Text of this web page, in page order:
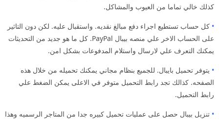
كذلك خالي تماما من العيوب والمشاكل.
• كل حساب تستطيع اجراء دفع مبالغ نقديه. واستقبال عليه. لكن دون التاثير
على الحساب الاخر علي منصه بيبال PayPal. كل ما هو جديد من التحديثات
يمكنك التعرف علي لارسال واستلام المدفوعات بشكل امن.
• يتوفر تحميل بايبال. للجميع بنظام مجاني يمكنك تحميله من خلال هذه
الصفحه. كذالك تجد رابط التحميل متوفر في الاعلى يمكن الضغط علي
رابط التحميل.
• تنزيل بيبال حصل على عمليات تحميل كبيره جدا من المتاجر الرسميه وهذا